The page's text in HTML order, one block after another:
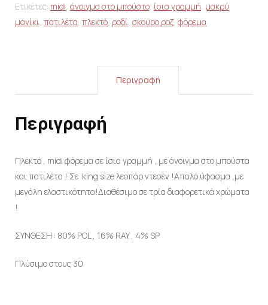
Ετικέτες: midi, άνοιγμα στο μπούστο, ίσια γραμμή, μακρύ
μανίκι, πατιλέτα, πλεκτό, ροδί, σκούρο ροζ, φόρεμα
Περιγραφή
Περιγραφή
Πλεκτό , midi φόρεμα σε ίσια γραμμή , με άνοιγμα στο μπούστα
και πατιλέτα ! Σε king size λεοπάρ ντεσέν !Απαλό ύφασμα ,με
μεγάλη ελαστικότητα!Διαθέσιμο σε τρία διαφορετικά χρώματα
!
ΣΥΝΘΕΣΗ : 80% POL , 16% RAY , 4% SP
Πλύσιμο στους 30